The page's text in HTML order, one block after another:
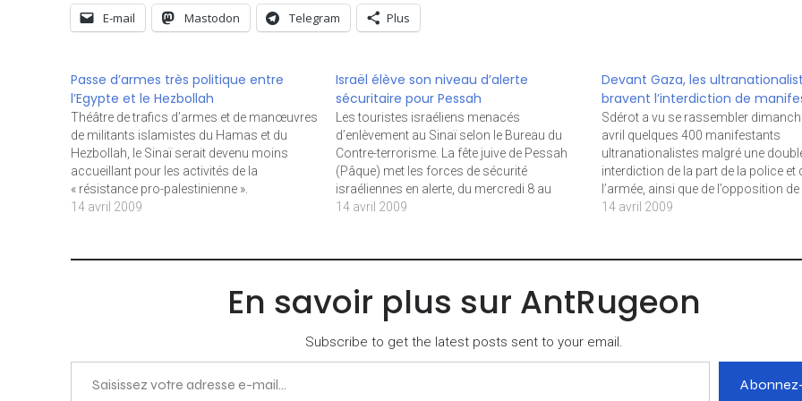
E-mail Mastodon Telegram Plus
Passe d’armes très politique entre
l’Egypte et le Hezbollah
Théâtre de trafics d’armes et de manœuvres
de militants islamistes du Hamas et du
Hezbollah, le Sinaï serait devenu moins
accueillant pour les activités de la
« résistance pro-palestinienne ».
L’arrestation de 49 militants du Hezbollah
coup de froid dans…
14 avril 2009
Israël élève son niveau d’alerte
sécuritaire pour Pessah
Les touristes israéliens menacés
d’enlèvement au Sinaï selon le Bureau du
Contre-terrorisme. La fête juive de Pessah
(Pâque) met les forces de sécurité
israéliennes en alerte, du mercredi 8 au
mercredi 15 avril, en raison d’un risque
14 avril 2009
Devant Gaza, les
bravent l’interdiction de
Sdérot a vu se rassembler
avril quelques 400 manifestants
ultranationalistes malgré une
interdiction de la part de la police et
l’armée, ainsi que de l’opposition de
municipalité. Le ralliement prévu à
14 avril 2009
En savoir plus sur AntRugeon
Subscribe to get the latest posts sent to your email.
Saisissez votre adresse e-mail…